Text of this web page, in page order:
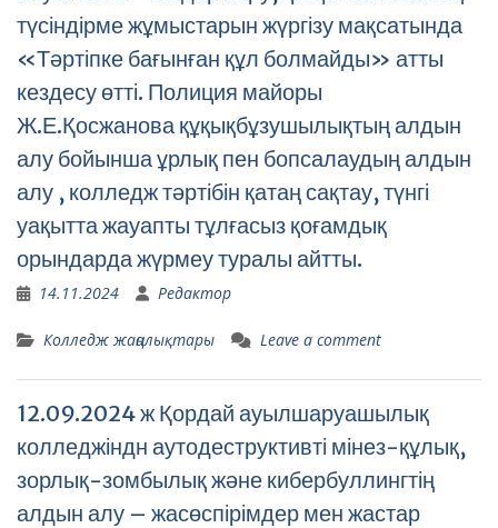
түсіндірме жұмыстарын жүргізу мақсатында
«Тәртіпке бағынған құл болмайды» атты
кездесу өтті. Полиция майоры
Ж.Е.Қосжанова құқықбұзушылықтың алдын
алу бойынша ұрлық пен бопсалаудың алдын
алу , колледж тәртібін қатаң сақтау, түнгі
уақытта жауапты тұлғасыз қоғамдық
орындарда жүрмеу туралы айтты.
14.11.2024 Редактор
Колледж жаңалықтары Leave a comment
12.09.2024 ж Қордай ауылшаруашылық
колледжіндн аутодеструктивті мінез-құлық,
зорлық-зомбылық және кибербуллингтің
алдын алу – жасөспірімдер мен жастар